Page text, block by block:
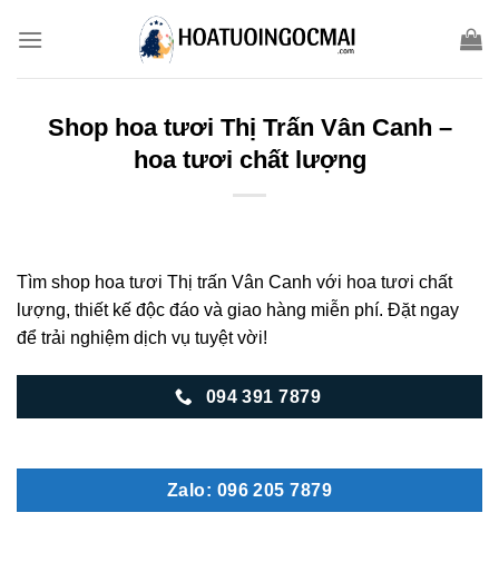
Shop hoa tươi Thị Trấn Vân Canh –
hoa tươi chất lượng
Tìm shop hoa tươi Thị trấn Vân Canh với hoa tươi chất
lượng, thiết kế độc đáo và giao hàng miễn phí. Đặt ngay
để trải nghiệm dịch vụ tuyệt vời!
094 391 7879
Zalo: 096 205 7879